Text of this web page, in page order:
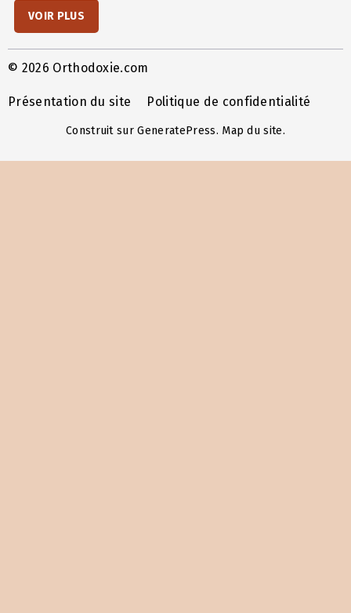
VOIR PLUS
© 2026 Orthodoxie.com
Présentation du site Politique de confidentialité
Construit surGeneratePress. Map du site.